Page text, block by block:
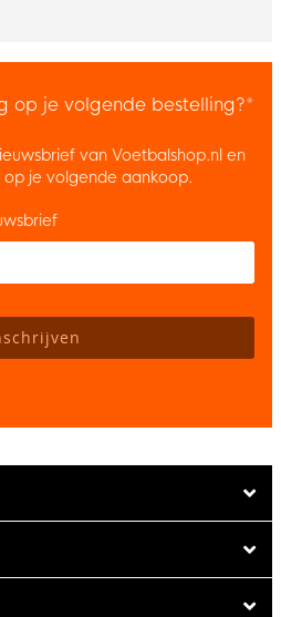
op je volgende bestelling?*
van Voetbalshop.nl en
je volgende aankoop.
the privacy policy to subscribe to